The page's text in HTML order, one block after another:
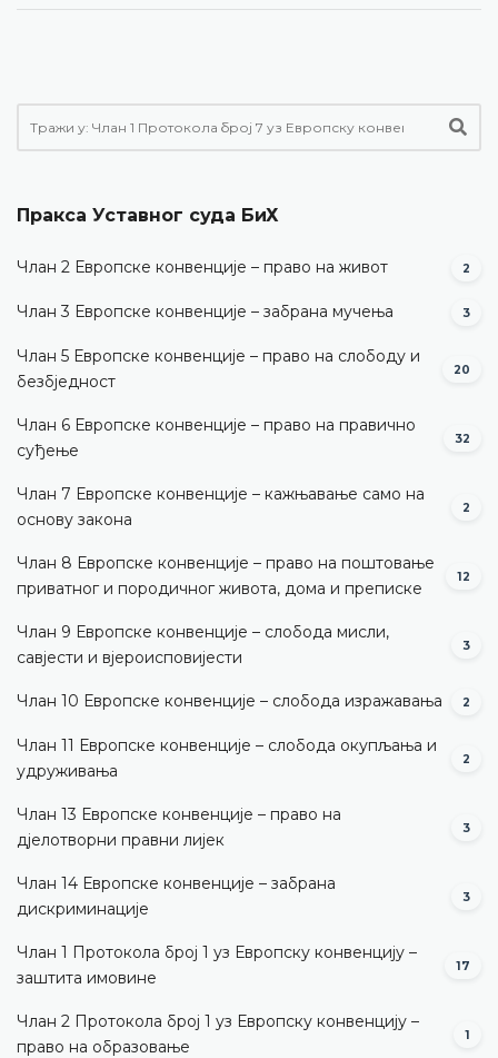
Пракса Уставног суда БиХ
Члан 2 Европске конвенције – право на живот 2
Члан 3 Европске конвенције – забрана мучења 3
Члан 5 Европске конвенције – право на слободу и
безбједност
20
Члан 6 Европске конвенције – право на правично
суђење
32
Члан 7 Европске конвенције – кажњавање само на
основу закона
2
Члан 8 Европске конвенције – право на поштовање
приватног и породичног живота, дома и преписке
12
Члан 9 Европске конвенције – слобода мисли,
савјести и вјероисповијести
3
Члан 10 Европске конвенције – слобода изражавања 2
Члан 11 Европске конвенције – слобода окупљања и
удруживања
2
Члан 13 Европске конвенције – право на
дјелотворни правни лијек
3
Члан 14 Европске конвенције – забрана
дискриминације
3
Члан 1 Протокола број 1 уз Европску конвенцију –
заштита имовине
17
Члан 2 Протокола број 1 уз Европску конвенцију –
право на образовање
1